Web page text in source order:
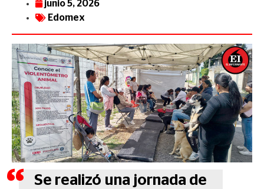
junio 5, 2026
Edomex
Se realizó una jornada de